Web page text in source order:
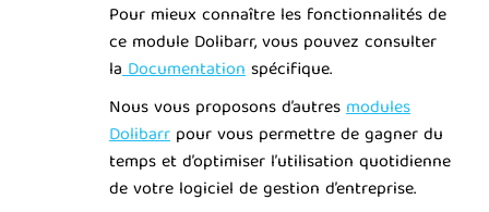
Pour mieux connaître les fonctionnalités de
ce module Dolibarr, vous pouvez consulter
la Documentationspécifique.
Nous vous proposons d’autresmodules
Dolibarr pour vous permettre de gagner du
temps et d’optimiser l’utilisation quotidienne
de votre logiciel de gestion d’entreprise.